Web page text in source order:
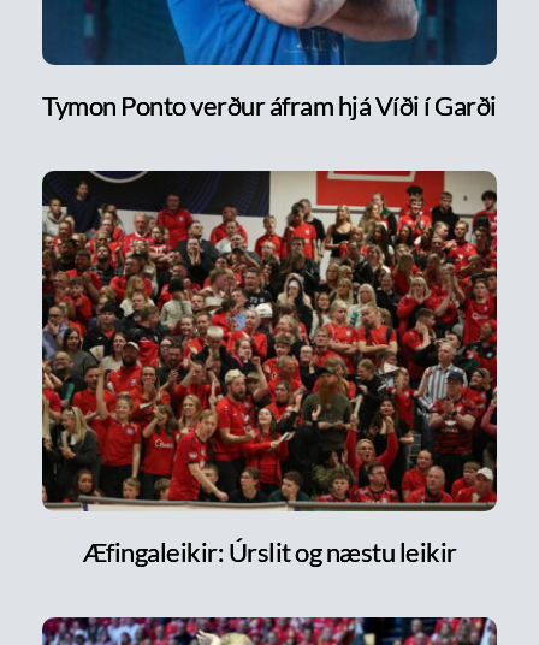
Tymon Ponto verður áfram hjá Víði í Garði
Æfingaleikir: Úrslit og næstu leikir